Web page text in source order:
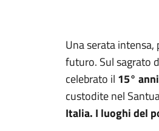
Una serata
futuro. Sul sagrato
celebrato il 15°
custodite nel
Italia. I luoghi del